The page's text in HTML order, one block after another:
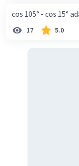
cos 105° - cos 15°
17 5.0